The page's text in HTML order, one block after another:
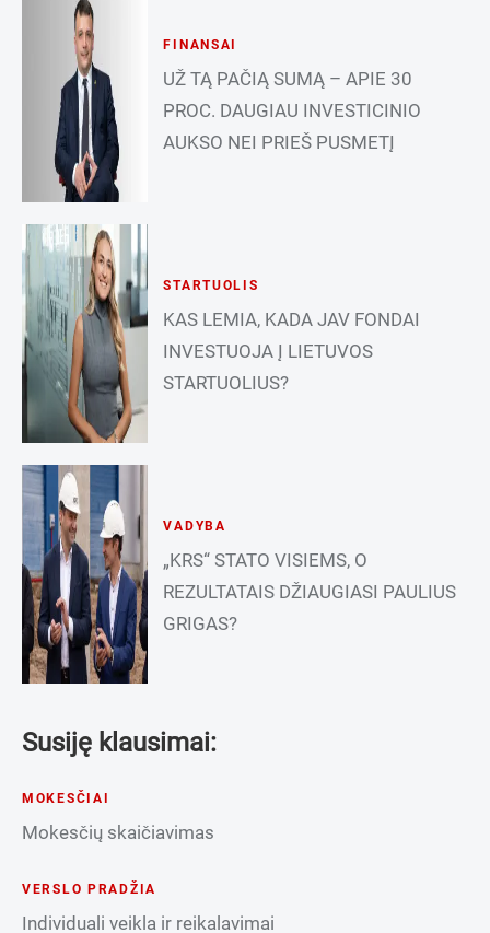
FINANSAI
UŽ TĄ PAČIĄ SUMĄ – APIE 30
PROC. DAUGIAU INVESTICINIO
AUKSO NEI PRIEŠ PUSMETĮ
STARTUOLIS
KAS LEMIA, KADA JAV FONDAI
INVESTUOJA Į LIETUVOS
STARTUOLIUS?
VADYBA
„KRS“ STATO VISIEMS, O
REZULTATAIS DŽIAUGIASI PAULIUS
GRIGAS?
Susiję klausimai:
MOKESČIAI
Mokesčių skaičiavimas
VERSLO PRADŽIA
Individuali veikla ir reikalavimai